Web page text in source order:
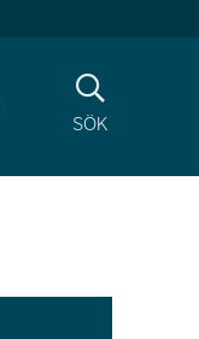
sök
Sök